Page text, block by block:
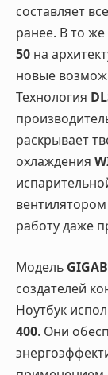
составляет
ранее. В то
50 на
новые
Технология
раскрывает
охлаждения
работу даже
Модель
создателей
Ноутбук
400. Они